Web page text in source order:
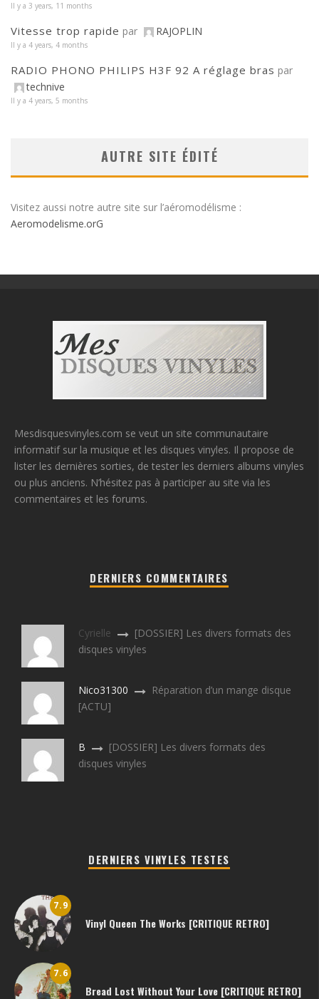
Il y a 3 years, 11 months
Vitesse trop rapide par RAJOPLIN
Il y a 4 years, 4 months
RADIO PHONO PHILIPS H3F 92 A réglage bras par
technive
Il y a 4 years, 5 months
AUTRE SITE ÉDITÉ
Visitez aussi notre autre site sur l’aéromodélisme :
Aeromodelisme.orG
Mesdisquesvinyles.com se veut un site communautaire
informatif sur la musique et les disques vinyles. Il propose de
lister les dernières sorties, de tester les derniers albums vinyles
ou plus anciens. N’hésitez pas à participer au site via les
commentaires et les forums.
DERNIERS COMMENTAIRES
Cyrielle
[DOSSIER] Les divers formats des
disques vinyles
Nico31300
Réparation d’un mange disque
[ACTU]
B
[DOSSIER] Les divers formats des
disques vinyles
DERNIERS VINYLES TESTES
7.9
Vinyl Queen The Works [CRITIQUE RETRO]
7.6
Bread Lost Without Your Love [CRITIQUE RETRO]